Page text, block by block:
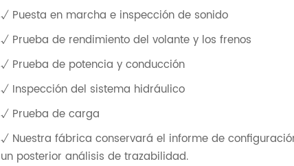
√ Puesta en marcha e inspección de sonido
√ Prueba de rendimiento del volante y los frenos
√ Prueba de potencia y conducción
√ Inspección del sistema hidráulico
√ Prueba de carga
√ Nuestra fábrica conservará el informe de
un posterior análisis de trazabilidad.